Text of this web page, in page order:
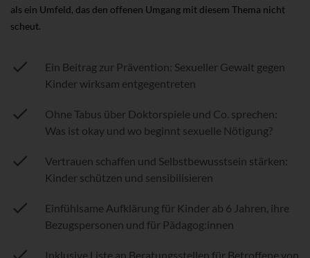
als ein Umfeld, das den offenen Umgang mit diesem Thema nicht
scheut.
Ein Beitrag zur Prävention: Sexueller Gewalt gegen
Kinder wirksam entgegentreten
Ohne Tabus über Doktorspiele und Co. sprechen:
Was ist okay und wo beginnt sexuelle Nötigung?
Vertrauen schaffen und Selbstbewusstsein stärken:
Kinder schützen und sensibilisieren
Einfühlsame Aufklärung für Kinder ab 6 Jahren, ihre
Bezugspersonen und für Pädagog:innen
Inklusive Liste an Beratungsstellen für Betroffene von